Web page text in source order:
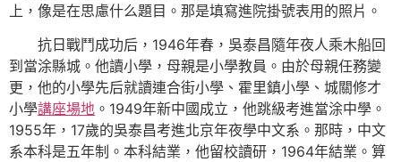
上，像是在思慮什么題目。那是填寫進院掛號表用的照片。
抗日戰鬥成功后，1946年春，吳泰昌隨年夜人乘木船回
到當涂縣城。他讀小學，母親是小學教員。由於母親任務變
更，他的小學先后就讀連合街小學、霍里鎮小學、城關修才
小學講座場地 。1949年新中國成立，他跳級考進當涂中學。
1955年，17歲的吳泰昌考進北京年夜學中文系。那時，中文
系本科是五年制。本科結業，他留校讀研，1964年結業。算